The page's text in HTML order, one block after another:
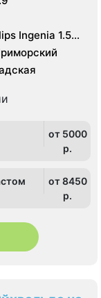
Ingenia 1.5
от 5000
p.
от 8450
p.